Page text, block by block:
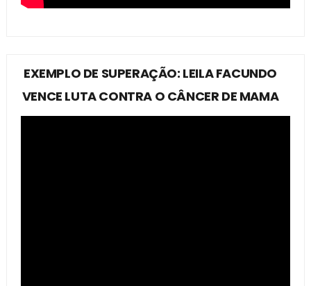
EXEMPLO DE SUPERAÇÃO: LEILA FACUNDO
VENCE LUTA CONTRA O CÂNCER DE MAMA